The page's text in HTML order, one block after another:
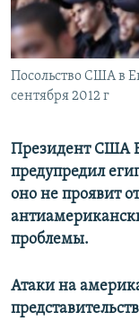
Посольство США в
сентября 2012 г
Президент США
предупредил
оно не проявит
проблемы.
Атаки на